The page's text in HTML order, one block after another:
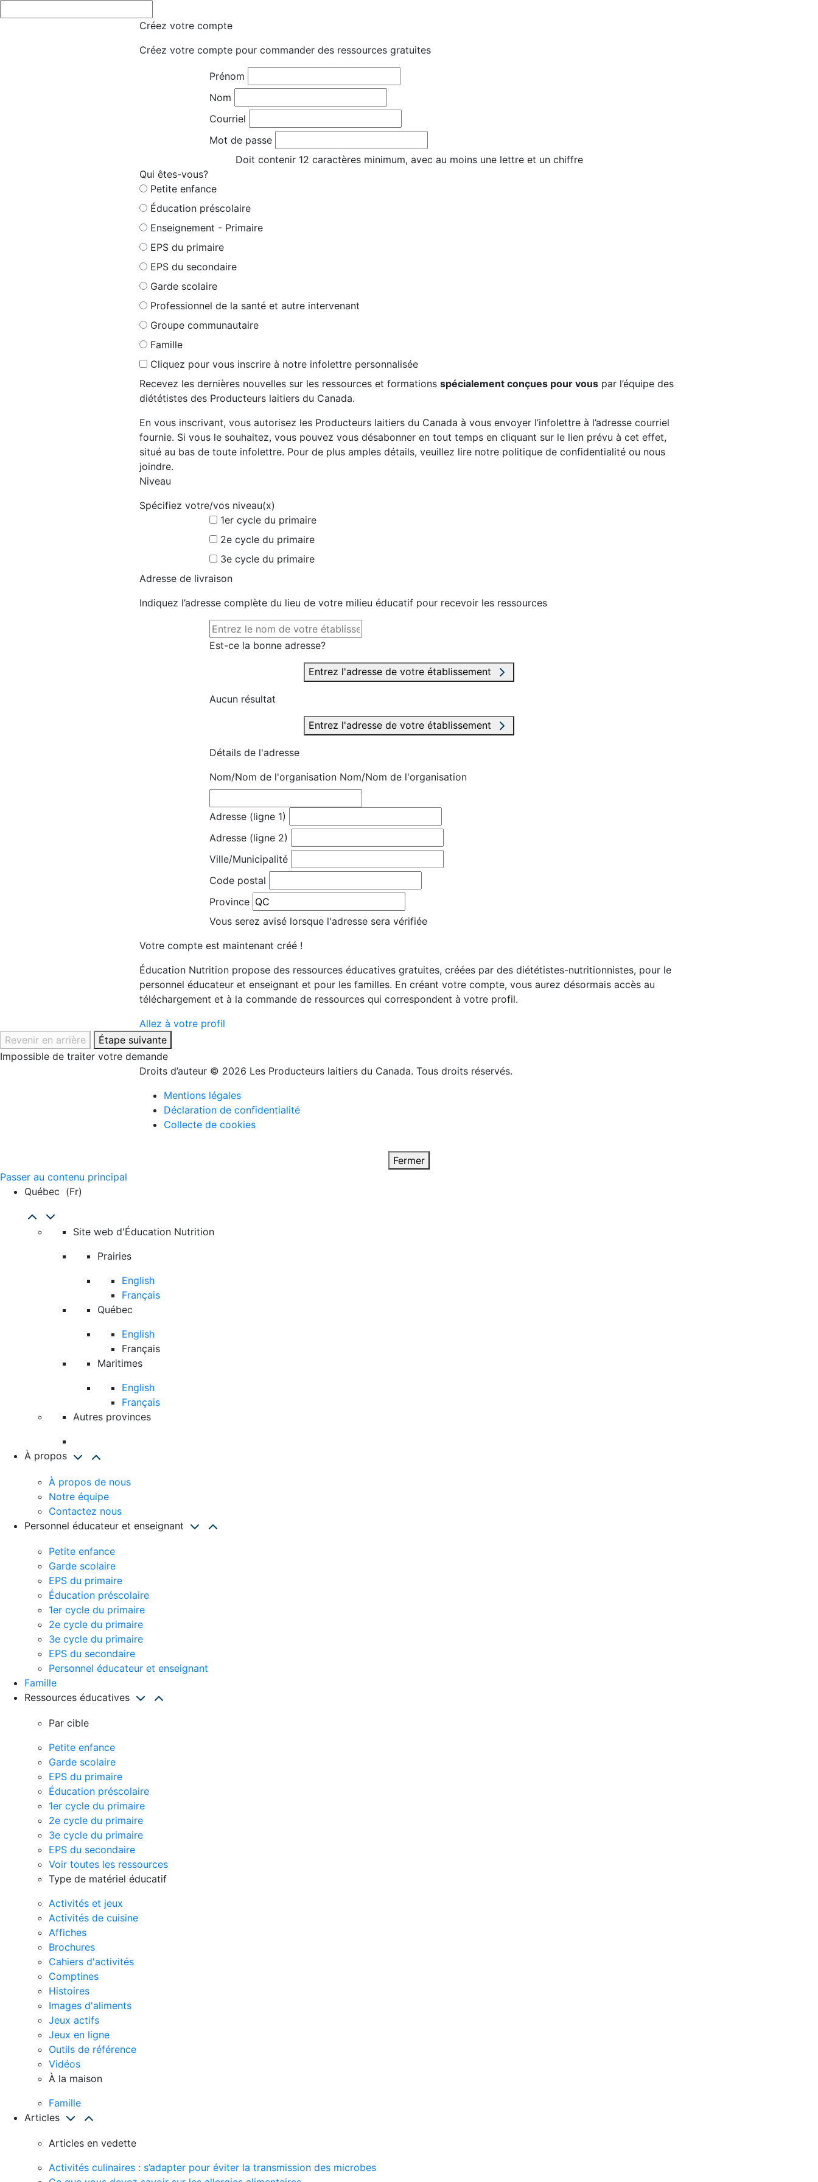
Créez votre compte
Créez votre compte pour commander des ressources gratuites
Prénom
Nom
Courriel
Mot de passe
Doit contenir 12 caractères minimum, avec au moins une lettre et un chiffre
Qui êtes-vous?
Petite enfance
Éducation préscolaire
Enseignement - Primaire
EPS du primaire
EPS du secondaire
Garde scolaire
Professionnel de la santé et autre intervenant
Groupe communautaire
Famille
Cliquez pour vous inscrire à notre infolettre personnalisée
Recevez les dernières nouvelles sur les ressources et formations spécialement conçues pour vous par l’équipe des
diététistes des Producteurs laitiers du Canada.
En vous inscrivant, vous autorisez les Producteurs laitiers du Canada à vous envoyer l’infolettre à l’adresse courriel
fournie. Si vous le souhaitez, vous pouvez vous désabonner en tout temps en cliquant sur le lien prévu à cet effet,
situé au bas de toute infolettre. Pour de plus amples détails, veuillez lire notre politique de confidentialité ou nous
joindre.
Niveau
Spécifiez votre/vos niveau(x)
1er cycle du primaire
2e cycle du primaire
3e cycle du primaire
Adresse de livraison
Indiquez l’adresse complète du lieu de votre milieu éducatif pour recevoir les ressources
Est-ce la bonne adresse?
Entrez l'adresse de votre établissement
Aucun résultat
Entrez l'adresse de votre établissement
Détails de l'adresse
Nom/Nom de l'organisation Nom/Nom de l'organisation
Adresse (ligne 1)
Adresse (ligne 2)
Ville/Municipalité
Code postal
Province
Vous serez avisé lorsque l'adresse sera vérifiée
Votre compte est maintenant créé !
Éducation Nutrition propose des ressources éducatives gratuites, créées par des diététistes-nutritionnistes, pour le
personnel éducateur et enseignant et pour les familles. En créant votre compte, vous aurez désormais accès au
téléchargement et à la commande de ressources qui correspondent à votre profil.
Allez à votre profil
Revenir en arrière
Étape suivante
Impossible de traiter votre demande
Droits d’auteur © 2026 Les Producteurs laitiers du Canada. Tous droits réservés.
Mentions légales
Déclaration de confidentialité
Collecte de cookies
Fermer
Passer au contenu principal
Québec (fr)
Site web d'Éducation Nutrition
Prairies
English
Français
Québec
English
Français
Maritimes
English
Français
Autres provinces
À propos
À propos de nous
Notre équipe
Contactez nous
Personnel éducateur et enseignant
Petite enfance
Garde scolaire
EPS du primaire
Éducation préscolaire
1er cycle du primaire
2e cycle du primaire
3e cycle du primaire
EPS du secondaire
Personnel éducateur et enseignant
Famille
Ressources éducatives
Par cible
Petite enfance
Garde scolaire
EPS du primaire
Éducation préscolaire
1er cycle du primaire
2e cycle du primaire
3e cycle du primaire
EPS du secondaire
Voir toutes les ressources
Type de matériel éducatif
Activités et jeux
Activités de cuisine
Affiches
Brochures
Cahiers d'activités
Comptines
Histoires
Images d'aliments
Jeux actifs
Jeux en ligne
Outils de référence
Vidéos
À la maison
Famille
Articles
Articles en vedette
Activités culinaires : s’adapter pour éviter la transmission des microbes